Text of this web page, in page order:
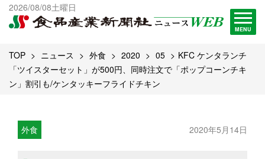
2026/08/08土曜日
MENU
出版物一覧へ
試読・購読申し込み
TOP ニュース 外食 2020 05
KFC ケンタランチ
「ツイスターセット」が500円、同時注文で「ポップコーンチキ
ン」割引も/ケンタッキーフライドチキン
外食 2020年5月14日